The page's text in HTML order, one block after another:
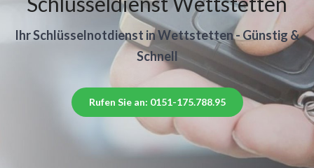
Ihr Schlüsselnotdienst in Wettstetten - Günstig &
Schnell
Rufen Sie an: 0151-175.788.95